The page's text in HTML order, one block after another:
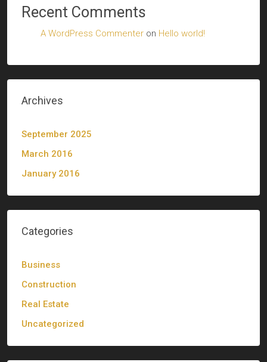
Recent Comments
A WordPress Commenter on Hello world!
Archives
September 2025
March 2016
January 2016
Categories
Business
Construction
Real Estate
Uncategorized